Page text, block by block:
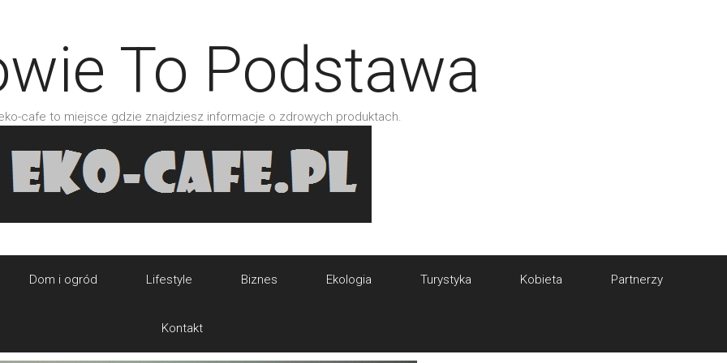
To Podstawa
cafe to miejsce gdzie znajdziesz informacje o zdrowych produktach.
Dom i ogród Lifestyle Biznes Ekologia Turystyka Kobieta Partnerzy
Kontakt